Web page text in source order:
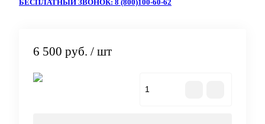
БЕСПЛАТНЫЙ ЗВОНОК: 8 (800)100-60-62
6 500 руб. / шт